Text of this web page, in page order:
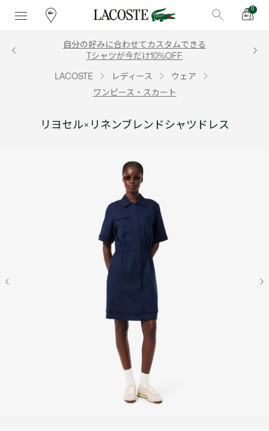
0
自分の好みに合わせてカスタムできる
Tシャツが今だけ10%OFF
LACOSTE レディース ウェア
ワンピース・スカート
リヨセル×リネンブレンドシャツドレス